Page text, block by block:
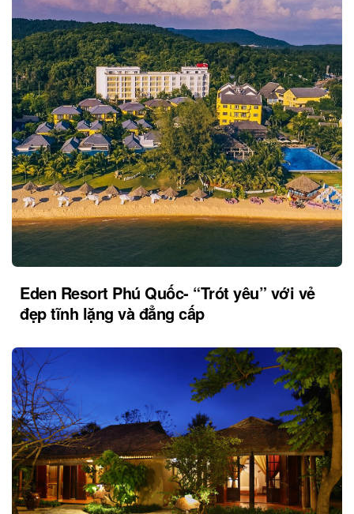
Eden Resort Phú Quốc- “Trót yêu” với vẻ
đẹp tĩnh lặng và đẳng cấp